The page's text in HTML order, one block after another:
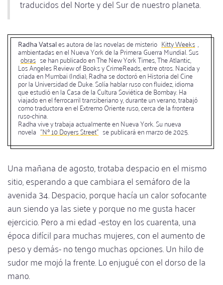
traducidos del Norte y del Sur de nuestro planeta.
Radha Vatsales autora de las novelas de misterio Kitty Weeks ,
ambientadas en el Nueva York de la Primera Guerra Mundial. Sus
obras se han publicado en The New York Times, The Atlantic,
Los Angeles Review of Books y CrimeReads, entre otros. Nacida y
criada en Mumbai (India), Radha se doctoró en Historia del Cine
por la Universidad de Duke. Solía hablar ruso con fluidez, idioma
que estudió en la Casa de la Cultura Soviética de Bombay. Ha
viajado en el ferrocarril transiberiano y, durante un verano, trabajó
como traductora en el Extremo Oriente ruso, cerca de la frontera
ruso-china.
Radha vive y trabaja actualmente en Nueva York. Su nueva
novela "Nº 10 Doyers Street" se publicará en marzo de 2025.
Una mañana de agosto, trotaba despacio en el mismo
sitio, esperando a que cambiara el semáforo de la
avenida 34. Despacio, porque hacía un calor sofocante
aun siendo ya las siete y porque no me gusta hacer
ejercicio. Pero a mi edad -estoy en los cuarenta, una
época difícil para muchas mujeres, con el aumento de
peso y demás- no tengo muchas opciones. Un hilo de
sudor me mojó la frente. Lo enjugué con el dorso de la
mano.